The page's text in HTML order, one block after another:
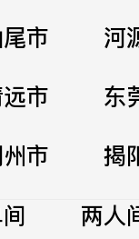
市
河
市
东
市
揭
两人